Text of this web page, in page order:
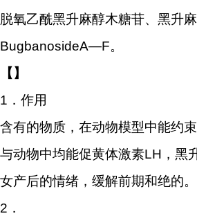
脱氧乙酰黑升麻醇木糖苷、黑升麻
BugbanosideA—F。
【】
1．作用
含有的物质，在动物模型中能约
与动物中均能促黄体激素LH，黑
女产后的情绪，缓解前期和绝的。
2．